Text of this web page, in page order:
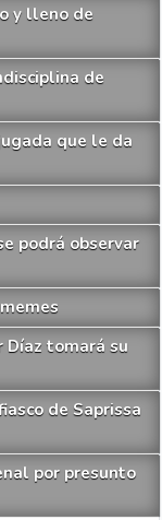
y lleno de
de
que le da
podrá observar
Díaz tomará su
de Saprissa
por presunto